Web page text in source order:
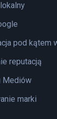
pod kątem
reputacją
Mediów
marki